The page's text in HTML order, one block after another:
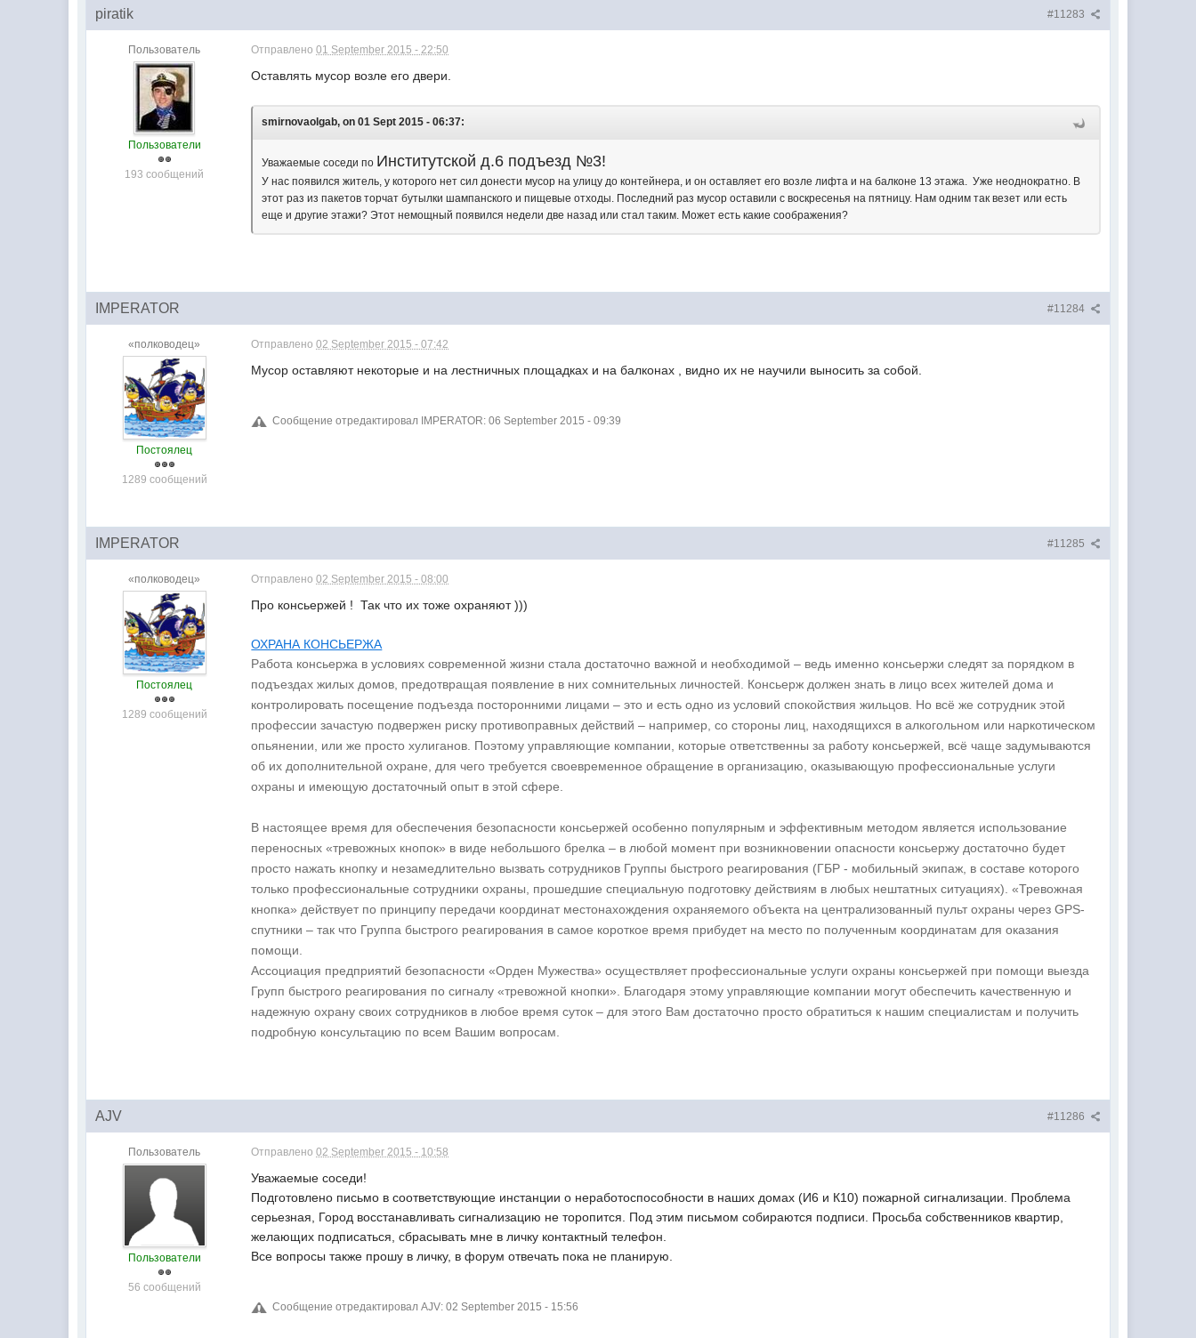
#11283
piratik
Пользователь
Пользователи
193 сообщений
Отправлено01 September 2015 - 22:50
Оставлять мусор возле его двери.
smirnovaolgab, on 01 Sept 2015 - 06:37:
Уважаемые соседи по Институтской д.6 подъезд №3!
У нас появился житель, у которого нет сил донести мусор на улицу до контейнера, и он оставляет его возле лифта и на балконе 13 этажа. Уже неоднократно. В
этот раз из пакетов торчат бутылки шампанского и пищевые отходы. Последний раз мусор оставили с воскресенья на пятницу. Нам одним так везет или есть
еще и другие этажи? Этот немощный появился недели две назад или стал таким. Может есть какие соображения?
#11284
IMPERATOR
«полководец»
Постоялец
1289 сообщений
Отправлено02 September 2015 - 07:42
Мусор оставляют некоторые и на лестничных площадках и на балконах , видно их не научили выносить за собой.
Сообщение отредактировал IMPERATOR: 06 September 2015 - 09:39
#11285
IMPERATOR
«полководец»
Постоялец
1289 сообщений
Отправлено02 September 2015 - 08:00
Про консьержей ! Так что их тоже охраняют )))
ОХРАНА КОНСЬЕРЖА
Работа консьержа в условиях современной жизни стала достаточно важной и необходимой – ведь именно консьержи следят за порядком в
подъездах жилых домов, предотвращая появление в них сомнительных личностей. Консьерж должен знать в лицо всех жителей дома и
контролировать посещение подъезда посторонними лицами – это и есть одно из условий спокойствия жильцов. Но всё же сотрудник этой
профессии зачастую подвержен риску противоправных действий – например, со стороны лиц, находящихся в алкогольном или наркотическом
опьянении, или же просто хулиганов. Поэтому управляющие компании, которые ответственны за работу консьержей, всё чаще задумываются
об их дополнительной охране, для чего требуется своевременное обращение в организацию, оказывающую профессиональные услуги
охраны и имеющую достаточный опыт в этой сфере.
В настоящее время для обеспечения безопасности консьержей особенно популярным и эффективным методом является использование
переносных «тревожных кнопок» в виде небольшого брелка – в любой момент при возникновении опасности консьержу достаточно будет
просто нажать кнопку и незамедлительно вызвать сотрудников Группы быстрого реагирования (ГБР - мобильный экипаж, в составе которого
только профессиональные сотрудники охраны, прошедшие специальную подготовку действиям в любых нештатных ситуациях). «Тревожная
кнопка» действует по принципу передачи координат местонахождения охраняемого объекта на централизованный пульт охраны через GPS-
спутники – так что Группа быстрого реагирования в самое короткое время прибудет на место по полученным координатам для оказания
помощи.
Ассоциация предприятий безопасности «Орден Мужества» осуществляет профессиональные услуги охраны консьержей при помощи выезда
Групп быстрого реагирования по сигналу «тревожной кнопки». Благодаря этому управляющие компании могут обеспечить качественную и
надежную охрану своих сотрудников в любое время суток – для этого Вам достаточно просто обратиться к нашим специалистам и получить
подробную консультацию по всем Вашим вопросам.
#11286
AJV
Пользователь
Пользователи
56 сообщений
Отправлено02 September 2015 - 10:58
Уважаемые соседи!
Подготовлено письмо в соответствующие инстанции о неработоспособности в наших домах (И6 и К10) пожарной сигнализации. Проблема
серьезная, Город восстанавливать сигнализацию не торопится. Под этим письмом собираются подписи. Просьба собственников квартир,
желающих подписаться, сбрасывать мне в личку контактный телефон.
Все вопросы также прошу в личку, в форум отвечать пока не планирую.
Сообщение отредактировал AJV: 02 September 2015 - 15:56